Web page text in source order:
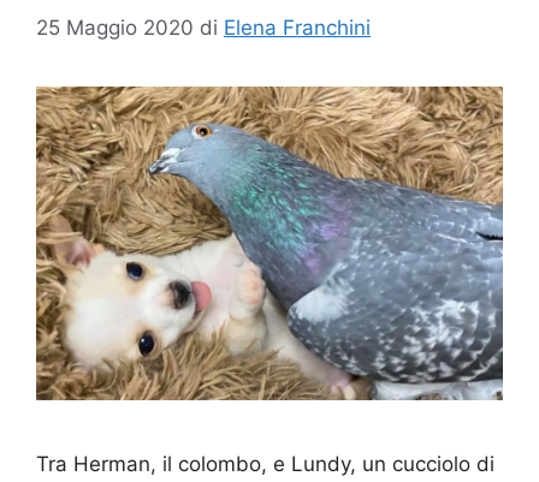
25 Maggio 2020 di Elena Franchini
Tra Herman, il colombo, e Lundy, un cucciolo di